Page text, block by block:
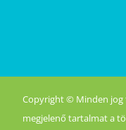
Copyright © Minden
megjelenő tartalmat a